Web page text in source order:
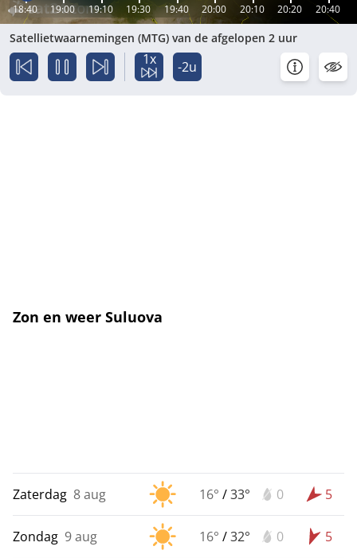
18:40 19:00 19:10 19:30 19:40 20:00 20:10 20:20 20:40
Satellietwaarnemingen (MTG) van de afgelopen 2 uur
1x -2u
Zon en weer Suluova
Zaterdag 8 aug 16° /33° 0 5
Zondag 9 aug 16° /32° 0 5